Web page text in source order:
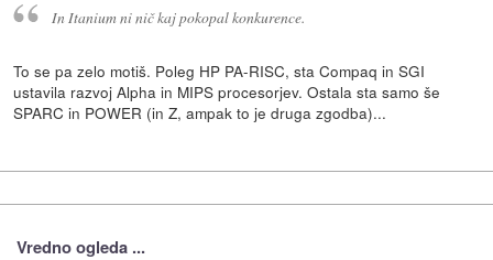
In Itanium ni nič kaj pokopal konkurence.
To se pa zelo motiš. Poleg HP PA-RISC, sta Compaq in SGI
ustavila razvoj Alpha in MIPS procesorjev. Ostala sta samo še
SPARC in POWER (in Z, ampak to je druga zgodba)...
Vredno ogleda ...